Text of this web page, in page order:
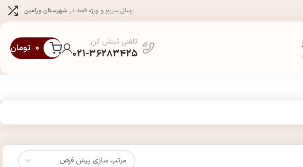
ارسال سریع و ویژه فقط در شهرستان ورامین
تلفنی ثبتش کن:
021-36283425 ۰ تومان